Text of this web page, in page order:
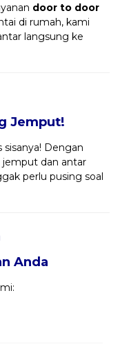
door to door
di rumah, kami
langsung ke
Jemput!
sisanya! Dengan
jemput dan antar
perlu pusing soal
Anda